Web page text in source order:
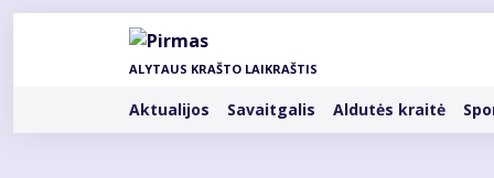
Pereiti
ALYTAUS KRAŠTO LAIKRAŠTIS
Rubrikos
Aktualijos Savaitgalis Aldutės kraitė